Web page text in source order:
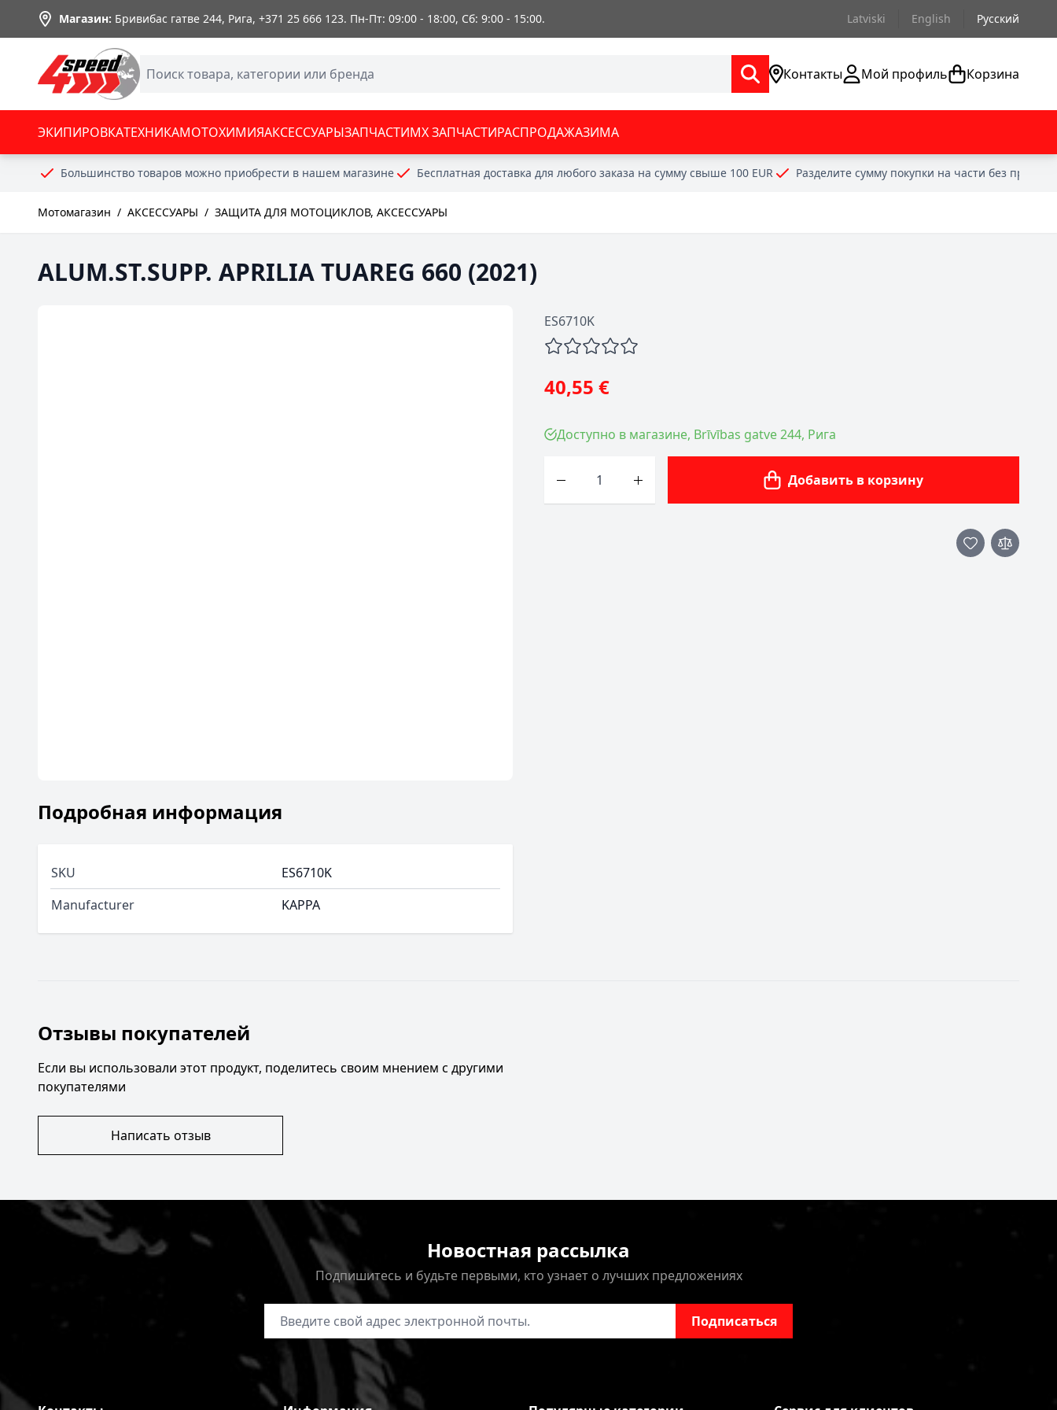
Skip to Content
Магазин: Бривибас гатве 244, Рига, +371 25 666 123. Пн-Пт: 09:00 - 18:00, Сб: 9:00 - 15:00. Latviski English Русский
Контакты Мой профиль Корзина
ЭКИПИРОВКАТЕХНИКАМОТОХИМИЯАКСЕССУАРЫЗАПЧАСТИMX ЗАПЧАСТИРАСПРОДАЖАЗИМА
Большинство товаров можно приобрести в нашем магазине Бесплатная доставка для любого заказа на сумму свыше 100 EUR Разделите сумму покупки на части без
Мотомагазин / АКСЕССУАРЫ / ЗАЩИТА ДЛЯ МОТОЦИКЛОВ, АКСЕССУАРЫ
ALUM.ST.SUPP. APRILIA TUAREG 660 (2021)
ES6710K
40,55 €
Доступно в магазине, Brīvības gatve 244, Рига
Добавить в корзину
Подробная информация
SKU
ES6710K
Manufacturer
KAPPA
Отзывы покупателей
Если вы использовали этот продукт, поделитесь своим мнением с другими
покупателями
Написать отзыв
Новостная рассылка
Подпишитесь и будьте первыми, кто узнает о лучших предложениях
Адрес электронной почты Подписаться